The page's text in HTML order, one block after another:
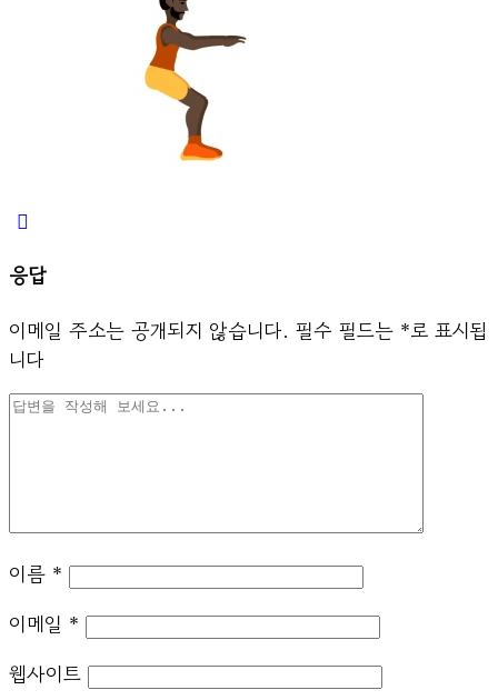
응답
이메일 주소는 공개되지 않습니다. 필수 필드는 *로 표시됩
니다
이름 *
이메일 *
웹사이트